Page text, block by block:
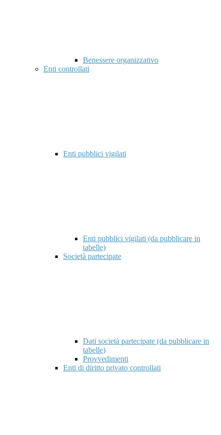
Benessere organizzativo
Enti controllati
Enti pubblici vigilati
Enti pubblici vigilati (da pubblicare in
tabelle)
Società partecipate
Dati società partecipate (da pubblicare in
tabelle)
Provvedimenti
Enti di diritto privato controllati